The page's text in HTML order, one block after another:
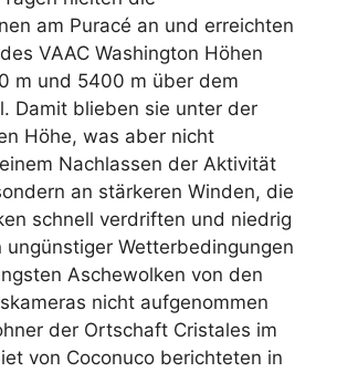
am Puracé an und erreichten
VAAC Washington Höhen
m und 5400 m über dem
Damit blieben sie unter der
Höhe, was aber nicht
Nachlassen der Aktivität
an stärkeren Winden, die
schnell verdriften und niedrig
ungünstiger Wetterbedingungen
Aschewolken von den
nicht aufgenommen
der Ortschaft Cristales im
von Coconuco berichteten in